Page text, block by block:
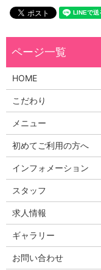
HOME
こだわり
メニュー
初めてご利用の方へ
インフォメーション
スタッフ
求人情報
ギャラリー
お問い合わせ